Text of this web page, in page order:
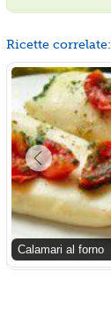
Ricette correlate:
Calamari al forno